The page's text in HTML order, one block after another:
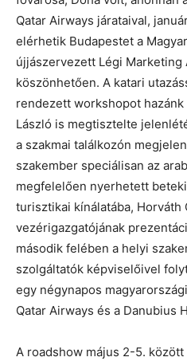
Qatar Airways járataival,
elérhetik Budapestet a
újjászervezett Légi Marketing
köszönhetően. A katari
rendezett workshopot
László is megtisztelte
a szakmai találkozón
szakember speciálisan az
megfelelően nyerhetett
turisztikai kínálatába, Horváth
vezérigazgatójának
második felében a helyi
szolgáltatók képviselőivel
egy négynapos
Qatar Airways és a Danubius
A roadshow május 2-5.